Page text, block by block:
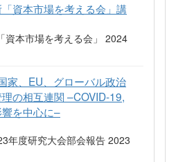
資本市場を考える会」講
資本市場を考える会」 2024
家、EU、グローバル政治
の相互連関 –COVID-19,
を中心に–
年度研究大会部会報告 2023